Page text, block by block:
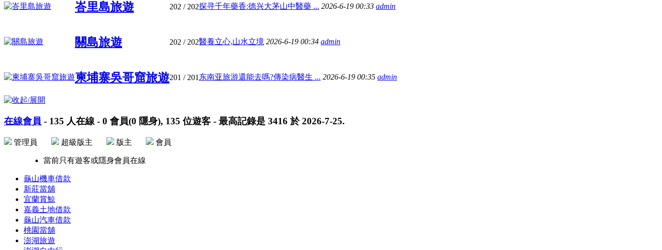
峇里島旅遊 202 / 202探寻千年藥香:德兴大茅山中醫藥 ... 2026-6-19 00:33 admin
關島旅遊 202 / 202醫養立心,山水立境 2026-6-19 00:34 admin
柬埔寨吳哥窟旅遊201 / 201东南亚旅游還能去嗎?傳染病醫生 ... 2026-6-19 00:35 admin
在線會員 - 135 人在線 - 0 會員(0 隱身), 135 位遊客 - 最高記錄是 3416 於2026-7-25.
管理員 超級版主 版主 會員
當前只有遊客或隱身會員在線
龜山機車借款
新莊當舖
宜蘭賞鯨
嘉義土地借款
龜山汽車借款
桃園當舖
澎湖旅遊